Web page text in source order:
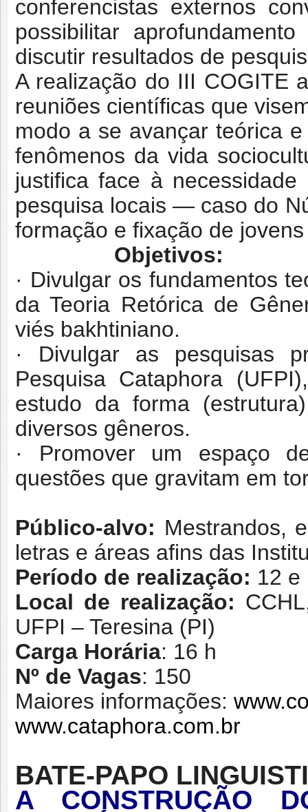
conferencistas externos
possibilitar
discutir resultados de
A realização do III COGITE
reuniões científicas que
modo a se avançar teórica
fenômenos da vida
justifica face à
pesquisa locais — caso do
formação e fixação de
Objetivos:
· Divulgar os fundamentos
da Teoria Retórica de
viés bakhtiniano.
· Divulgar as pesquisas
Pesquisa Cataphora
estudo da forma
diversos gêneros.
· Promover um espaço
questões que gravitam em
Público-alvo: Mestrandos,
letras e áreas afins das
Período de realização: 12 e
Local de realização:
UFPI – Teresina (PI)
Carga Horária: 16 h
Nº de Vagas: 150
Maiores informações:
www.cataphora.com.br
BATE-PAPO
A CONSTRUÇÃO